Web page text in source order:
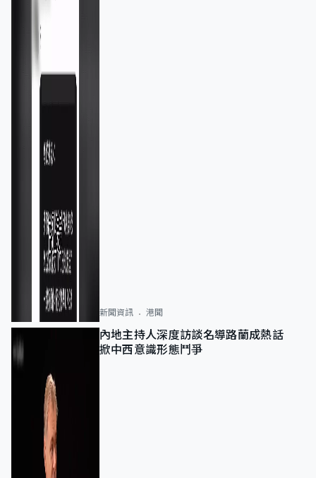
新聞資訊 港聞
內地主持人深度訪談名導路蘭成熱話
掀中西意識形態鬥爭